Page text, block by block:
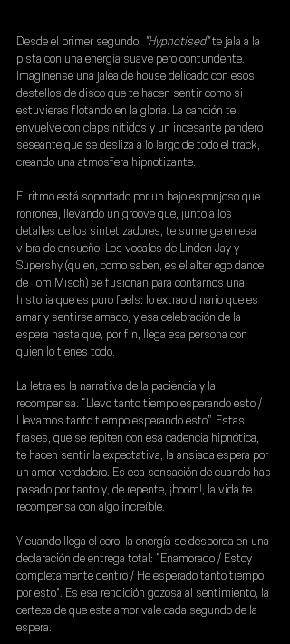
Desde el primer segundo, "Hypnotised" te jala a la
pista con una energía suave pero contundente.
Imagínense una jalea de house delicado con esos
destellos de disco que te hacen sentir como si
estuvieras flotando en la gloria. La canción te
envuelve con claps nítidos y un incesante pandero
seseante que se desliza a lo largo de todo el track,
creando una atmósfera hipnotizante.
El ritmo está soportado por un bajo esponjoso que
ronronea, llevando un groove que, junto a los
detalles de los sintetizadores, te sumerge en esa
vibra de ensueño. Los vocales de Linden Jay y
Supershy (quien, como saben, es el alter ego dance
de
Tom Misch) se fusionan para contarnos una
historia que es puro feels: lo extraordinario que es
amar y sentirse amado, y esa celebración de la
espera hasta que, por fin, llega esa persona con
quien lo tienes todo.
La letra es la narrativa de la paciencia y la
recompensa. “Llevo tanto tiempo esperando esto /
Llevamos tanto tiempo esperando esto”. Estas
frases, que se repiten con esa cadencia hipnótica,
te hacen sentir la expectativa, la ansiada espera por
un amor verdadero. Es esa sensación de cuando has
pasado por tanto y, de repente, ¡boom!, la vida te
recompensa con algo increíble.
Y cuando llega el coro, la energía se desborda en una
declaración de entrega total: “Enamorado / Estoy
completamente dentro / He esperado tanto tiempo
por esto". Es esa rendición gozosa al sentimiento, la
certeza de que este amor vale cada segundo de la
espera.